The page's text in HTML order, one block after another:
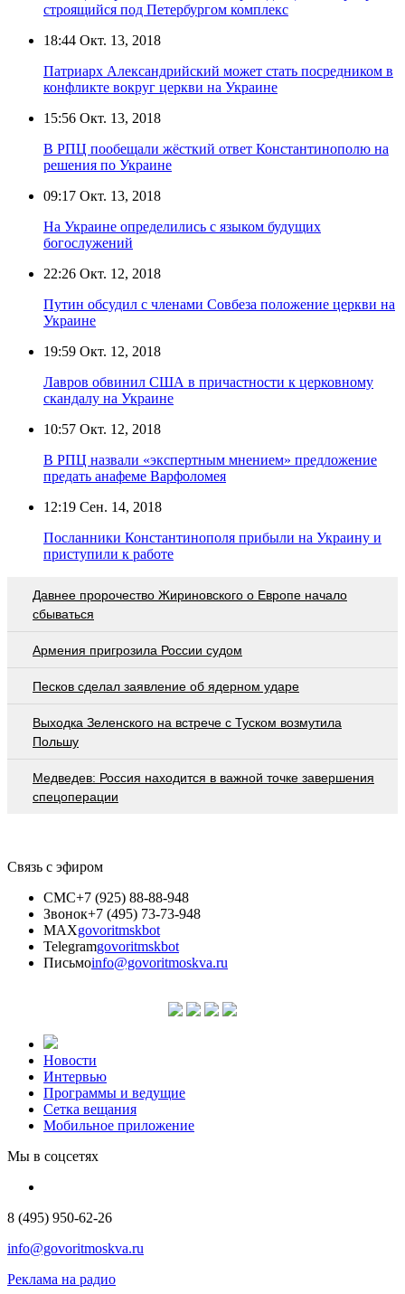
строящийся под Петербургом комплекс
18:44 Окт. 13, 2018
Патриарх Александрийский может стать посредником в
конфликте вокруг церкви на Украине
15:56 Окт. 13, 2018
В РПЦ пообещали жёсткий ответ Константинополю на
решения по Украине
09:17 Окт. 13, 2018
На Украине определились с языком будущих
богослужений
22:26 Окт. 12, 2018
Путин обсудил с членами Совбеза положение церкви на
Украине
19:59 Окт. 12, 2018
Лавров обвинил США в причастности к церковному
скандалу на Украине
10:57 Окт. 12, 2018
В РПЦ назвали «экспертным мнением» предложение
предать анафеме Варфоломея
12:19 Сен. 14, 2018
Посланники Константинополя прибыли на Украину и
приступили к работе
Давнее пророчество Жириновского о Европе начало
сбываться
Армения пригрозила России судом
Песков сделал заявление об ядерном ударе
Выходка Зеленского на встрече с Туском возмутила
Польшу
Медведев: Россия находится в важной точке завершения
спецоперации
Связь с эфиром
СМС+7 (925) 88-88-948
Звонок+7 (495) 73-73-948
MAXgovoritmskbot
Telegramgovoritmskbot
Письмоinfo@govoritmoskva.ru
Новости
Интервью
Программы и ведущие
Сетка вещания
Мобильное приложение
Мы в соцсетях
8 (495) 950-62-26
info@govoritmoskva.ru
Реклама на радио